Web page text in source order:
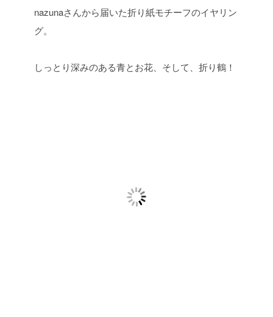
nazunaさんから届いた折り紙モチーフのイヤリン
グ。
しっとり深みのある青とお花、そして、折り鶴！